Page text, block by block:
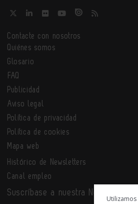
Contacte con nosotros
Quiénes somos
Glosario
FAQ
Publicidad
Aviso legal
Política de privacidad
Política de cookies
Mapa web
Histórico de Newsletters
Canal empleo
Suscríbase a nuestra Newsletter